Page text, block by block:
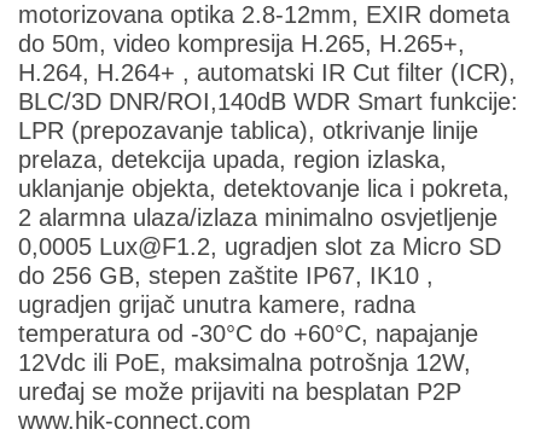
motorizovana optika 2.8-12mm, EXIR dometa
do 50m, video kompresija H.265, H.265+,
H.264, H.264+ , automatski IR Cut filter (ICR),
BLC/3D DNR/ROI,140dB WDR Smart funkcije:
LPR (prepozavanje tablica), otkrivanje linije
prelaza, detekcija upada, region izlaska,
uklanjanje objekta, detektovanje lica i pokreta,
2 alarmna ulaza/izlaza minimalno osvjetljenje
0,0005 Lux@F1.2, ugradjen slot za Micro SD
do 256 GB, stepen zaštite IP67, IK10 ,
ugradjen grijač unutra kamere, radna
temperatura od -30°C do +60°C, napajanje
12Vdc ili PoE, maksimalna potrošnja 12W,
uređaj se može prijaviti na besplatan P2P
www.hik-connect.com